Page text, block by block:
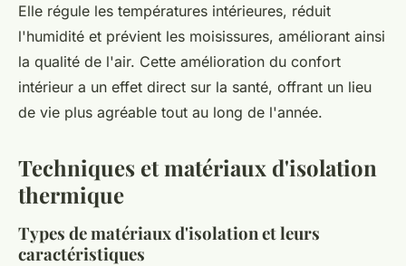
Elle régule les températures intérieures, réduit
l'humidité et prévient les moisissures, améliorant ainsi
la qualité de l'air. Cette amélioration du confort
intérieur a un effet direct sur la santé, offrant un lieu
de vie plus agréable tout au long de l'année.
Techniques et matériaux d'isolation
thermique
Types de matériaux d'isolation et leurs
caractéristiques